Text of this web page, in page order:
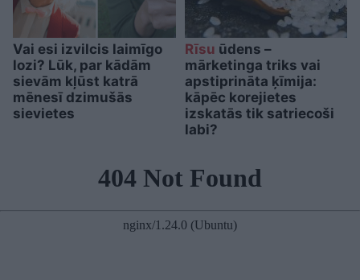
Vai esi izvilcis laimīgo
lozi? Lūk, par kādām
sievām kļūst katrā
mēnesī dzimušās
sievietes
Rīsu ūdens –
mārketinga triks vai
apstiprināta ķīmija:
kāpēc korejietes
izskatās tik satriecoši
labi?